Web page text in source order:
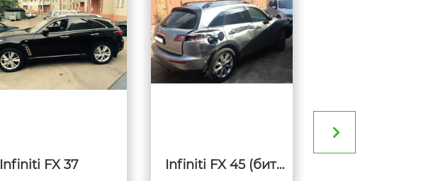
Infiniti FX 37 Infiniti FX 45 (битая)